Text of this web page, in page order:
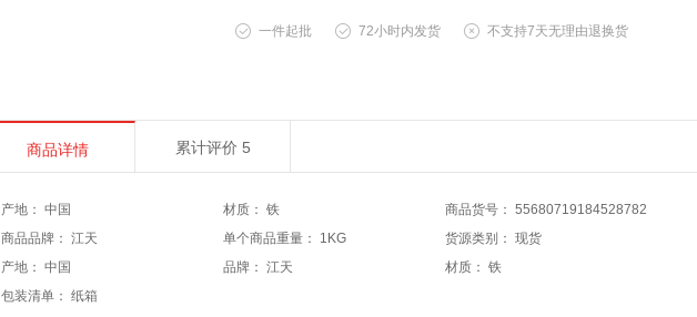
一件起批 72小时内发货 不支持7天无理由退换货
商品详情 累计评价 5
产地 ： 中国 材质 ： 铁 商品货号 ： 55680719184528782
商品品牌 ： 江天 单个商品重量 ： 1KG 货源类别 ： 现货
产地 ： 中国 品牌 ： 江天 材质 ： 铁
包装清单 ： 纸箱